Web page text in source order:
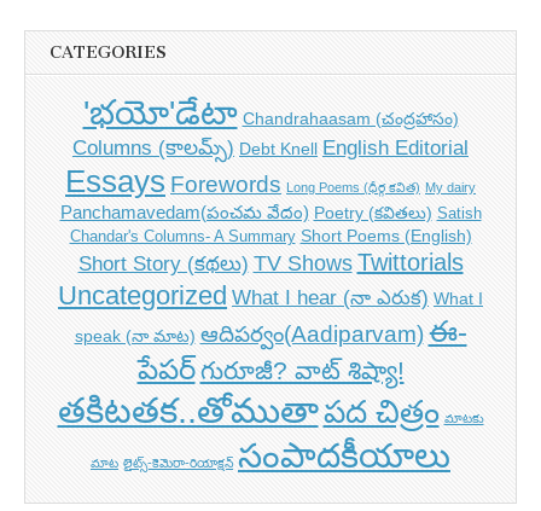
CATEGORIES
'భయో'డేటా Chandrahaasam (చంద్రహాసం)
Columns (కాలమ్స్) Debt Knell English Editorial
Essays Forewords Long Poems (ధీర్గ కవిత) My dairy
Panchamavedam(పంచమ వేదం) Poetry (కవితలు) Satish
Chandar's Columns- A Summary Short Poems (English)
Short Story (కథలు) TV Shows Twittorials
Uncategorized What I hear (నా ఎరుక) What I
speak (నా మాట) ఆదిపర్వం(Aadiparvam) ఈ-
పేపర్గురూజీ? వాట్ శిష్యా!
తకిటతక..తోముతాపద చిత్రం మాటకు
మాట లైట్స్-కెమెరా-రియాక్షన్ సంపాదకీయాలు